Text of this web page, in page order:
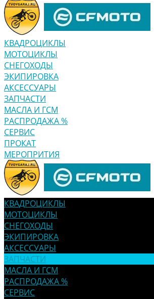
КВАДРОЦИКЛЫ
МОТОЦИКЛЫ
СНЕГОХОДЫ
ЭКИПИРОВКА
АКСЕССУАРЫ
ЗАПЧАСТИ
МАСЛА И ГСМ
РАСПРОДАЖА %
СЕРВИС
ПРОКАТ
МЕРОПРИТИЯ
КВАДРОЦИКЛЫ
МОТОЦИКЛЫ
СНЕГОХОДЫ
ЭКИПИРОВКА
АКСЕССУАРЫ
ЗАПЧАСТИ
МАСЛА И ГСМ
РАСПРОДАЖА %
СЕРВИС